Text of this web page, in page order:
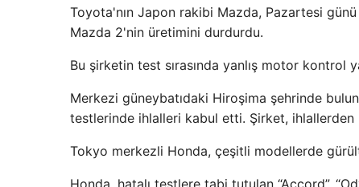
Toyota'nın Japon rakibi Mazda, Pazartesi
Mazda 2'nin üretimini durdurdu.
Bu şirketin test sırasında yanlış motor kontrol
Merkezi güneybatıdaki Hiroşima şehrinde
testlerinde ihlalleri kabul etti. Şirket, ihlallerden
Tokyo merkezli Honda, çeşitli modellerde
Honda, hatalı testlere tabi tutulan “Accord”,